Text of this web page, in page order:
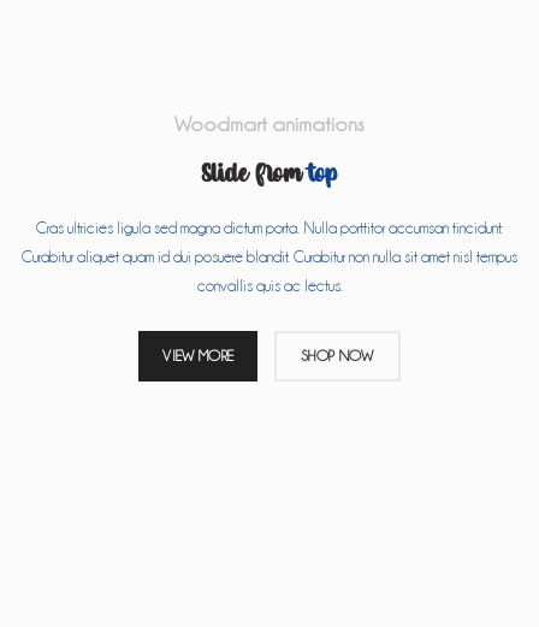
Woodmart animations
Slide fromtop
Cras ultricies ligula sed magna dictum porta. Nulla porttitor accumsan tincidunt.
Curabitur aliquet quam id dui posuere blandit. Curabitur non nulla sit amet nisl tempus
convallis quis ac lectus.
VIEW MORE SHOP NOW